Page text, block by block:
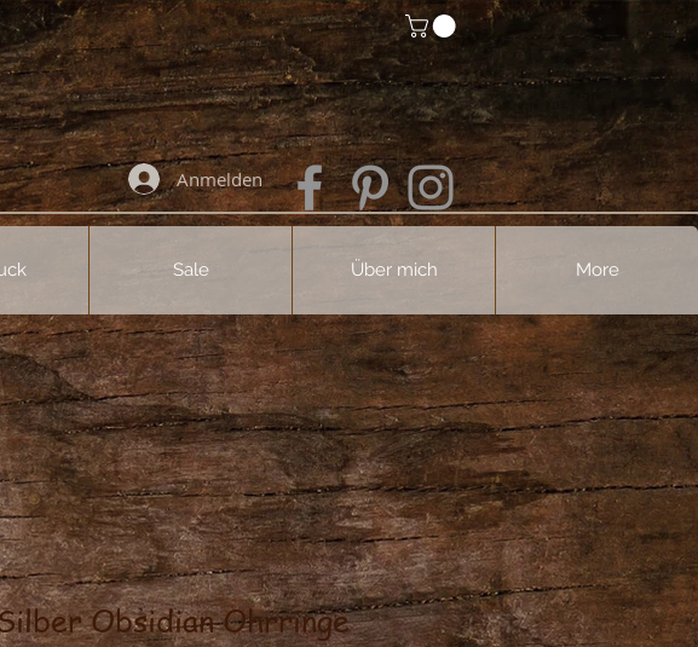
Anmelden
Sale Über mich More
Obsidian Ohrringe